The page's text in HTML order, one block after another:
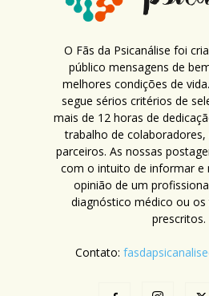
O Fãs da Psicanálise foi
público mensagens de
melhores condições de
segue sérios critérios de
mais de 12 horas de
trabalho de colaboradores,
parceiros. As nossas
com o intuito de informar e
opinião de um
diagnóstico médico ou
prescritos.
Contato: